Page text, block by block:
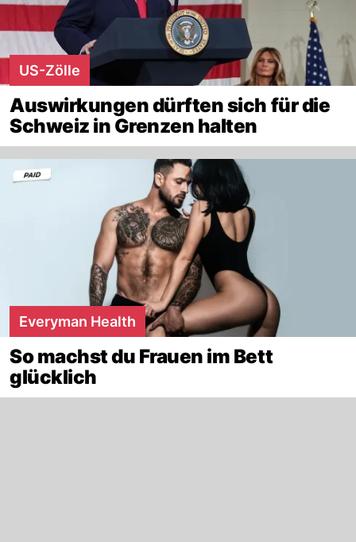
US-Zölle
Auswirkungen dürften sich für die
Schweiz in Grenzen halten
Everyman Health
So machst du Frauen im Bett
glücklich